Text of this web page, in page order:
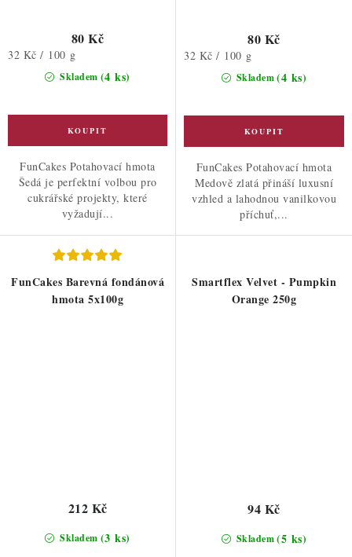
Skladem (4 ks)
80 Kč
Měrná
32 Kč / 100 g
FunCakes Potahovací hmota
Šedá je perfektní volbou pro
cukrářské projekty, které
vyžadují...
Skladem(4 ks)
80 Kč
Měrná
32 Kč / 100 g
FunCakes Potahovací hmota
Medově zlatá přináší luxusní
vzhled a lahodnou vanilkovou
příchuť,...
FunCakes Barevná fondánová
hmota 5x100g
Skladem (3 ks)
212 Kč
Smartflex Velvet - Pumpkin
Orange 250g
Skladem(5 ks)
94 Kč